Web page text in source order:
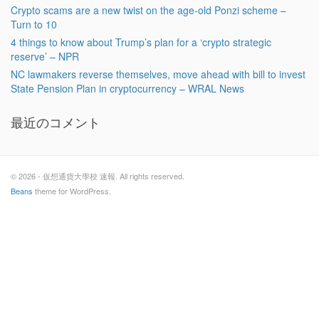
Crypto scams are a new twist on the age-old Ponzi scheme –
Turn to 10
4 things to know about Trump’s plan for a ‘crypto strategic
reserve’ – NPR
NC lawmakers reverse themselves, move ahead with bill to invest
State Pension Plan in cryptocurrency – WRAL News
最近のコメント
© 2026 - 仮想通貨大學校 速報. All rights reserved.
Beans theme for WordPress.